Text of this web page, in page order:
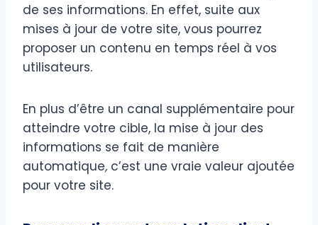
de ses informations. En effet, suite aux
mises à jour de votre site, vous pourrez
proposer un contenu en temps réel à vos
utilisateurs.
En plus d’être un canal supplémentaire pour
atteindre votre cible, la mise à jour des
informations se fait de manière
automatique, c’est une vraie valeur ajoutée
pour votre site.